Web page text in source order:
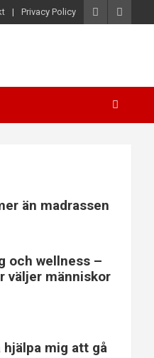
Privacy Policy
än madrassen
och wellness –
väljer människor
hjälpa mig att gå